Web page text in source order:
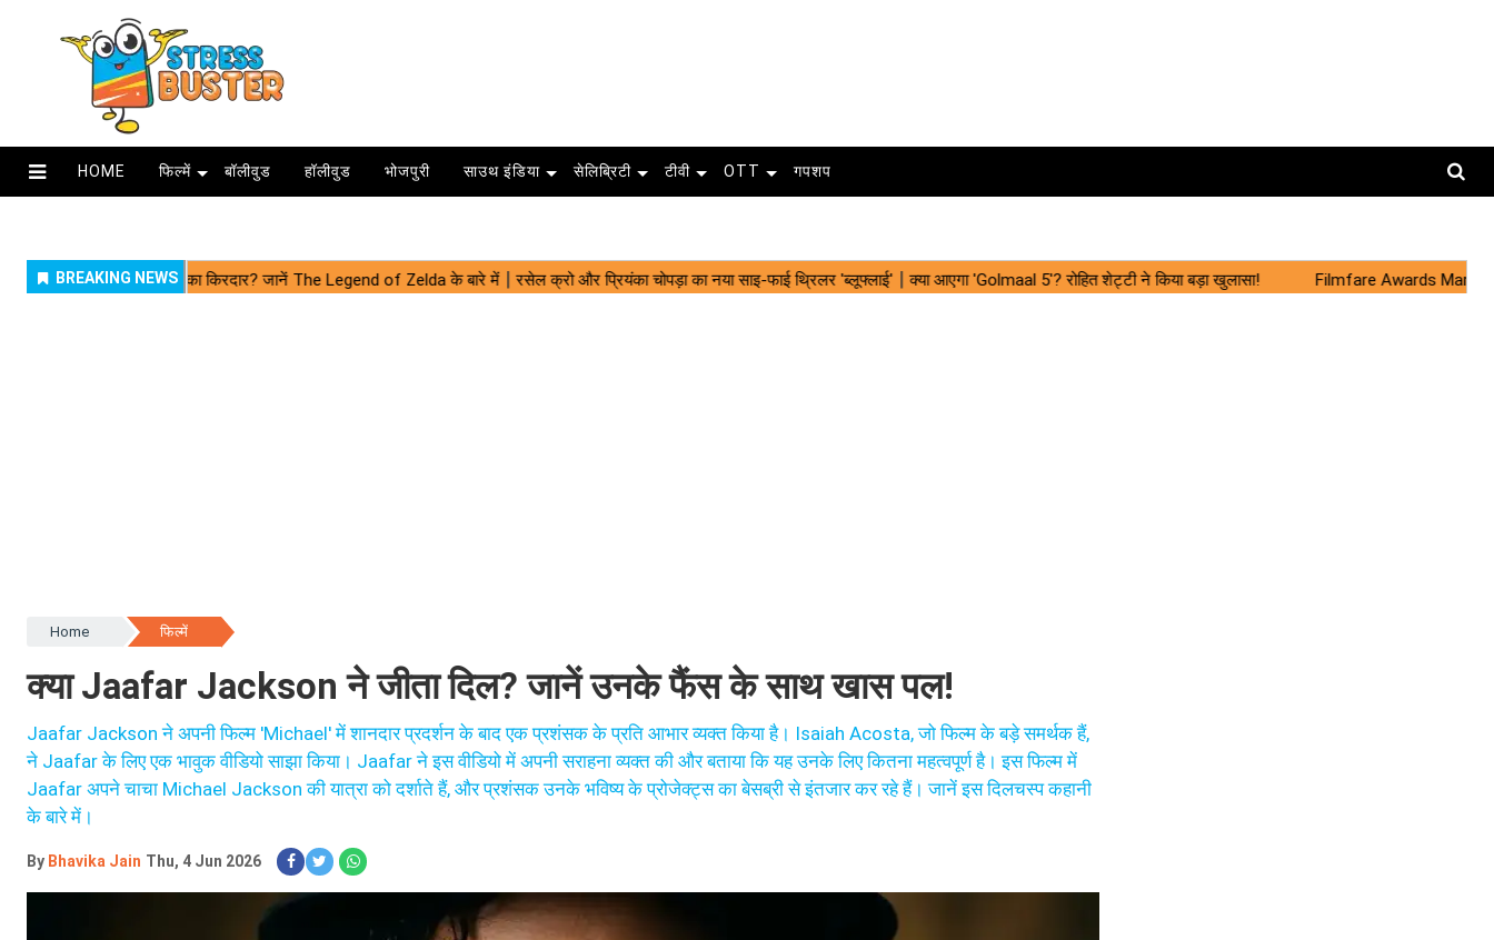
HOME फिल्में बॉलीवुड हॉलीवुड भोजपुरी साउथ इंडिया सेलिब्रिटी टीवी OTT गपशप
Home फिल्में
क्या Jaafar Jackson ने जीता दिल? जानें उनके फैंस के साथ खास पल!
Jaafar Jackson ने अपनी फिल्म 'Michael' में शानदार प्रदर्शन के बाद एक प्रशंसक के प्रति आभार व्यक्त किया है। Isaiah Acosta, जो फिल्म के बड़े समर्थक हैं,
ने Jaafar के लिए एक भावुक वीडियो साझा किया। Jaafar ने इस वीडियो में अपनी सराहना व्यक्त की और बताया कि यह उनके लिए कितना महत्वपूर्ण है। इस फिल्म में
Jaafar अपने चाचा Michael Jackson की यात्रा को दर्शाते हैं, और प्रशंसक उनके भविष्य के प्रोजेक्ट्स का बेसब्री से इंतजार कर रहे हैं। जानें इस दिलचस्प कहानी
के बारे में।
By Bhavika Jain Thu, 4 Jun 2026